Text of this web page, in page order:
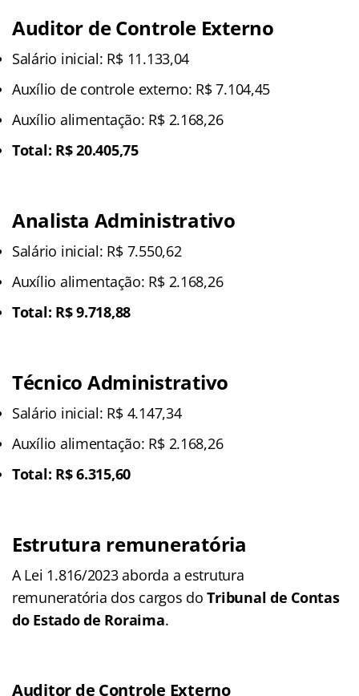
Auditor de Controle Externo
Salário inicial: R$ 11.133,04
Auxílio de controle externo: R$ 7.104,45
Auxílio alimentação: R$ 2.168,26
Total: R$ 20.405,75
Analista Administrativo
Salário inicial: R$ 7.550,62
Auxílio alimentação: R$ 2.168,26
Total: R$ 9.718,88
Técnico Administrativo
Salário inicial: R$ 4.147,34
Auxílio alimentação: R$ 2.168,26
Total: R$ 6.315,60
Estrutura remuneratória
A Lei 1.816/2023 aborda a estrutura
remuneratória dos cargos do Tribunal de Contas
do Estado de Roraima.
Auditor de Controle Externo